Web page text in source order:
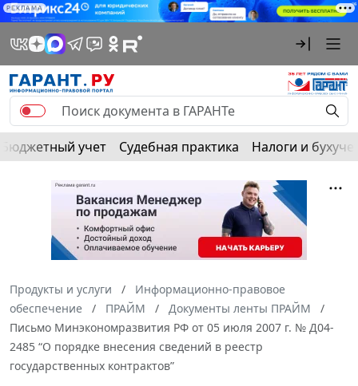
РЕКЛАМА
Бюджетный учет Судебная практика Налоги и
Продукты и услуги
Информационно-правовое
обеспечение
ПРАЙМ
Документы ленты ПРАЙМ
Письмо Минэкономразвития РФ от 05 июля 2007 г. № Д04-
2485 “О порядке внесения сведений в реестр
государственных контрактов”